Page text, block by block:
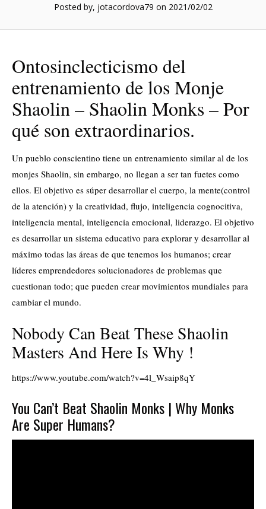
Posted by, jotacordova79 on 2021/02/02
Ontosinclecticismo del
entrenamiento de los Monje
Shaolin – Shaolin Monks – Por
qué son extraordinarios.
Un pueblo conscientino tiene un entrenamiento similar al de los
monjes Shaolin, sin embargo, no llegan a ser tan fuetes como
ellos. El objetivo es súper desarrollar el cuerpo, la mente(control
de la atención) y la creatividad, flujo, inteligencia cognocitiva,
inteligencia mental, inteligencia emocional, liderazgo. El objetivo
es desarrollar un sistema educativo para explorar y desarrollar al
máximo todas las áreas de que tenemos los humanos; crear
líderes emprendedores solucionadores de problemas que
cuestionan todo; que pueden crear movimientos mundiales para
cambiar el mundo.
Nobody Can Beat These Shaolin
Masters And Here Is Why !
https://www.youtube.com/watch?v=4l_Wsaip8qY
You Can’t Beat Shaolin Monks | Why Monks
Are Super Humans?